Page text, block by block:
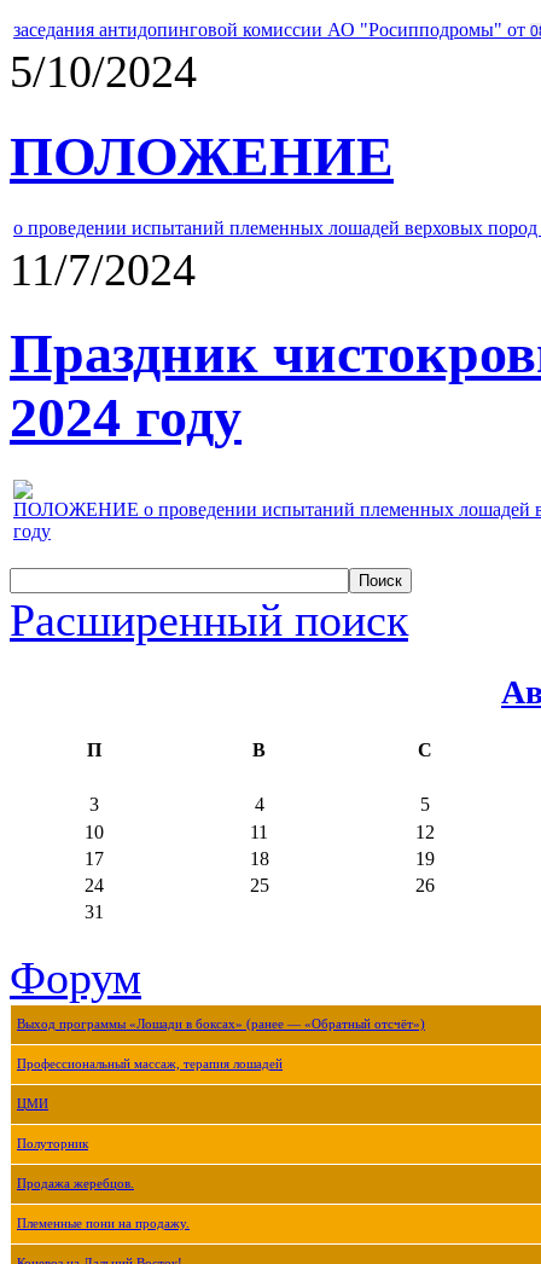
заседания антидопинговой комиссии АО "Росипподромы" от
5/10/2024
ПОЛОЖЕНИЕ
о проведении испытаний племенных лошадей верховых
11/7/2024
Праздник
2024 году
ПОЛОЖЕНИЕ о проведении испытаний племенных лошадей
году
Расширенный поиск
П В С
3 4
5
10
11
12
17
18
19
24
25
26
31
Форум
Выход программы «Лошади в боксах» (ранее — «Обратный отсчёт»)
Профессиональный массаж, терапия лошадей
ЦМИ
Полуторник
Продажа жеребцов.
Племенные пони на продажу.